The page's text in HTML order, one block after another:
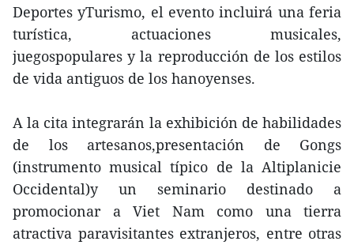
Deportes yTurismo, el evento incluirá una feria
turística, actuaciones musicales,
juegospopulares y la reproducción de los estilos
de vida antiguos de los hanoyenses.
A la cita integrarán la exhibición de habilidades
de los artesanos,presentación de Gongs
(instrumento musical típico de la Altiplanicie
Occidental)y un seminario destinado a
promocionar a Viet Nam como una tierra
atractiva paravisitantes extranjeros, entre otras